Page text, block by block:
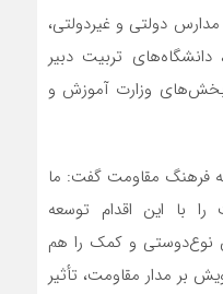
دولتی و غیردولتی،
دانشگاه‌های تربیت دبیر
وزارت آموزش و
فرهنگ مقاومت گفت: ما
با این اقدام توسعه
و کمک را هم
بر مدار مقاومت، تأثیر